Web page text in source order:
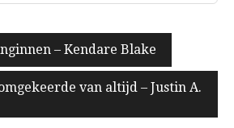
– Kendare Blake
van altijd – Justin A.